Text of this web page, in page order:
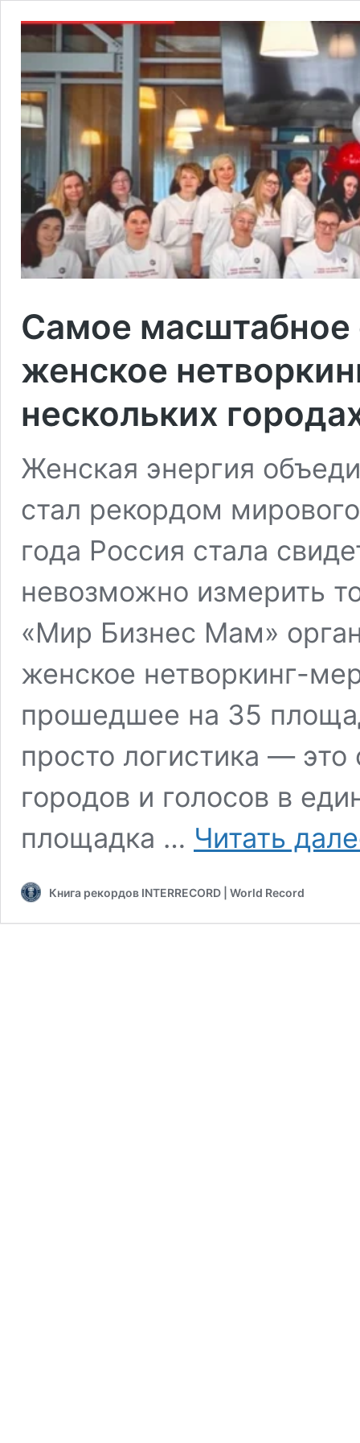
Самое
женское
нескольких
Женская энергия
стал рекордом
года Россия стала
невозможно измерить
«Мир Бизнес Мам»
женское нетворкинг-
прошедшее на 35
просто логистика —
городов и голосов в
площадка … Читать
Книга рекордов INTERRECORD | World Record